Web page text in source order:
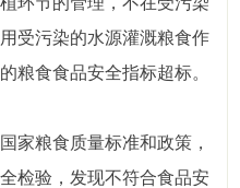
受污染的水源灌溉粮食作
粮食食品安全指标超标。
家粮食质量标准和政策，
检验，发现不符合食品安